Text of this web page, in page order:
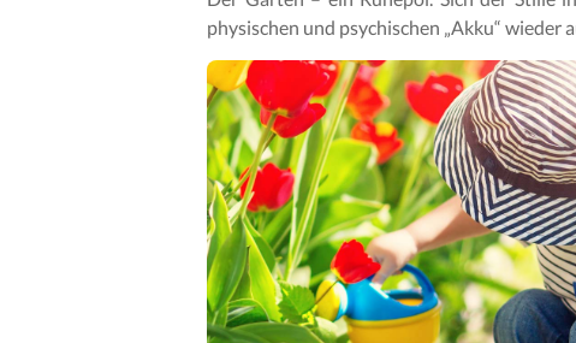
physischen und psychischen „Akku“ wieder